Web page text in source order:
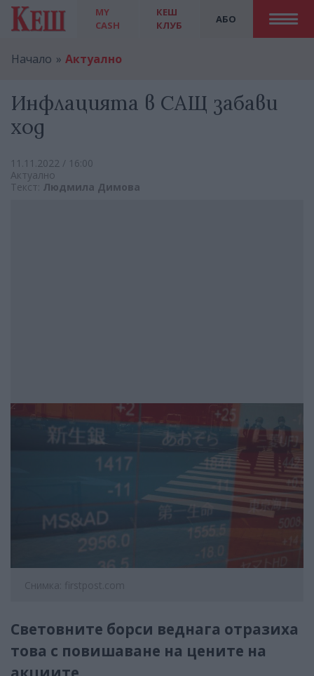
MY
CASH
АБО
КЕШ
КЛУБ
Начало Актуално
Инфлацията в САЩ забави
ход
11.11.2022 / 16:00
Актуално
Текст: Людмила Димова
Снимка: firstpost.com
Световните борси веднага отразиха
това с повишаване на цените на